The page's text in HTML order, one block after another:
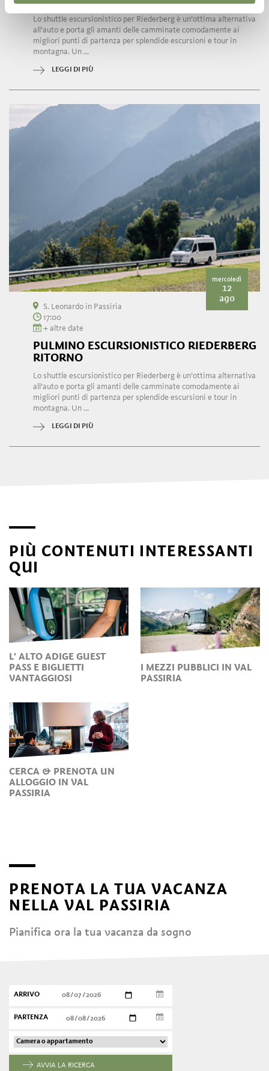
Lo shuttle escursionistico per Riederberg è un’ottima alternativa
all’auto e porta gli amanti delle camminate comodamente ai
migliori punti di partenza per splendide escursioni e tour in
montagna. Un ...
LEGGI DI PIÙ
mercoledì
12
ago
S. Leonardo in Passiria
17:00
+ altre date
PULMINO ESCURSIONISTICO RIEDERBERG
RITORNO
Lo shuttle escursionistico per Riederberg è un’ottima alternativa
all’auto e porta gli amanti delle camminate comodamente ai
migliori punti di partenza per splendide escursioni e tour in
montagna. Un ...
LEGGI DI PIÙ
PIÙ CONTENUTI INTERESSANTI
QUI
L' ALTO ADIGE GUEST
PASS E BIGLIETTI
VANTAGGIOSI
I MEZZI PUBBLICI IN VAL
PASSIRIA
CERCA & PRENOTA UN
ALLOGGIO IN VAL
PASSIRIA
PRENOTA LA TUA VACANZA
NELLA VAL PASSIRIA
Pianifica ora la tua vacanza da sogno
ARRIVO
PARTENZA
AVVIA LA RICERCA